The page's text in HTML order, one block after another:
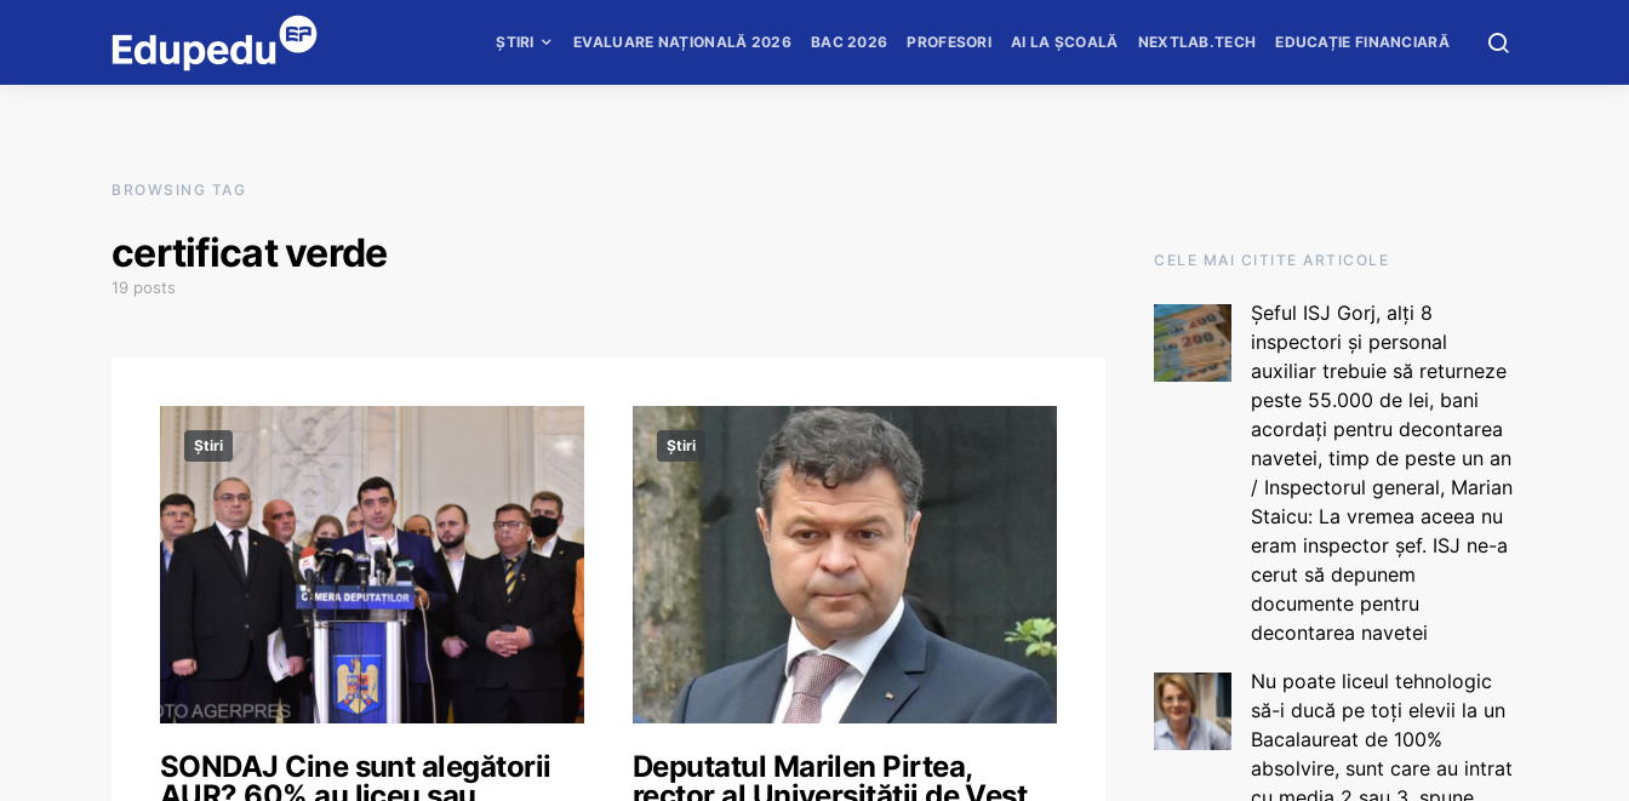
ȘTIRI EVALUARE NAȚIONALĂ 2026 BAC 2026 PROFESORI AI LA ȘCOALĂ NEXTLAB.TECH EDUCAȚIE FINANCIARĂ
BROWSING TAG
certificat verde
19 posts
Știri
SONDAJ Cine sunt alegătorii
Știri
Deputatul Marilen Pirtea,
CELE MAI CITITE ARTICOLE
Șeful ISJ Gorj, alți 8
inspectori și personal
auxiliar trebuie să returneze
peste 55.000 de lei, bani
acordați pentru decontarea
navetei, timp de peste un an
/ Inspectorul general, Marian
Staicu: La vremea aceea nu
eram inspector șef. ISJ ne-a
cerut să depunem
documente pentru
decontarea navetei
Nu poate liceul tehnologic
să-i ducă pe toți elevii la un
Bacalaureat de 100%
absolvire, sunt care au intrat